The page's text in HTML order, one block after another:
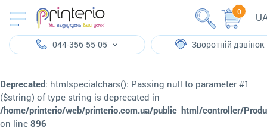
Deprecated: htmlspecialchars(): Passing null to parameter #1
($string) of type string is deprecated in
/home/printerio/web/printerio.com.ua/public_html/controller/
on line 896
0
044-356-55-05 Зворотній дзвінок